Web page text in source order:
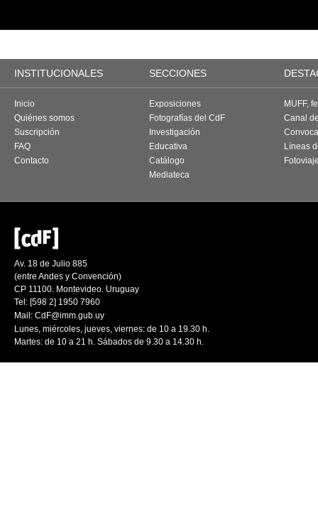
INSTITUCIONALES SECCIONES
Inicio
Quiénes somos
Suscripción
FAQ
Contacto
Exposiciones
Fotografías del CdF
Investigación
Educativa
Catálogo
Mediateca
MUFF,
Canal
Líneas
Av. 18 de Julio 885
(entre Andes y Convención)
CP 11100. Montevideo. Uruguay
Tel: [598 2] 1950 7960
Mail: CdF@imm.gub.uy
Lunes, miércoles, jueves, viernes: de 10 a 19.30 h.
Martes: de 10 a 21 h. Sábados de 9.30 a 14.30 h.